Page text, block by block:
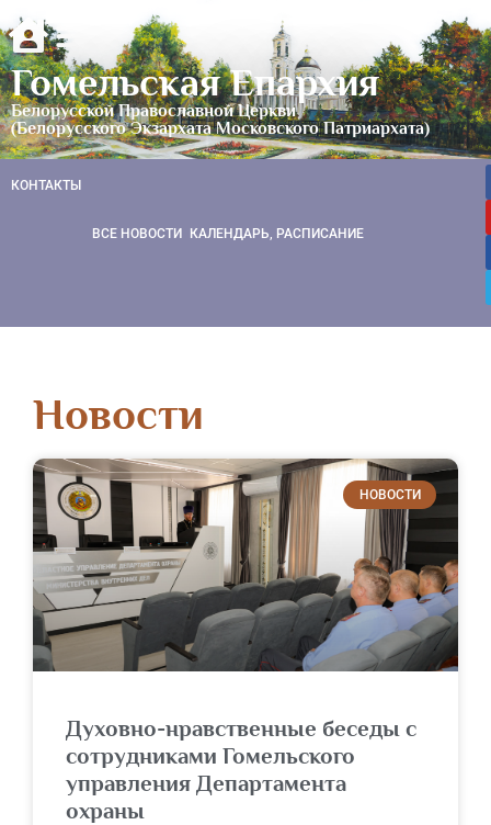
Гомельская Епархия
Белорусской Православной Церкви
(Белорусского Экзархата Московского Патриархата)
КОНТАКТЫ
ВСЕ НОВОСТИ КАЛЕНДАРЬ, РАСПИСАНИЕ
Новости
НОВОСТИ
Духовно-нравственные беседы с
сотрудниками Гомельского
управления Департамента
охраны